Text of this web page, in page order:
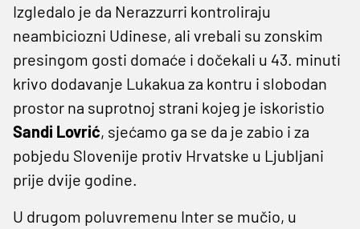
Izgledalo je da Nerazzurri kontroliraju
neambiciozni Udinese, ali vrebali su zonskim
presingom gosti domaće i dočekali u 43. minuti
krivo dodavanje Lukakua za kontru i slobodan
prostor na suprotnoj strani kojeg je iskoristio
Sandi Lovrić, sjećamo ga se da je zabio i za
pobjedu Slovenije protiv Hrvatske u Ljubljani
prije dvije godine.
U drugom poluvremenu Inter se mučio, u